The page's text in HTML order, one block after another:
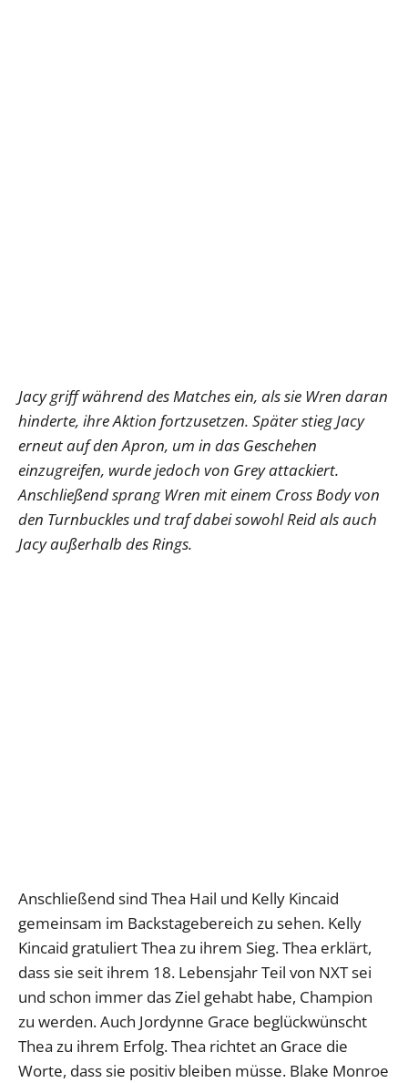
Jacy griff während des Matches ein, als sie Wren daran
hinderte, ihre Aktion fortzusetzen. Später stieg Jacy
erneut auf den Apron, um in das Geschehen
einzugreifen, wurde jedoch von Grey attackiert.
Anschließend sprang Wren mit einem Cross Body von
den Turnbuckles und traf dabei sowohl Reid als auch
Jacy außerhalb des Rings.
Anschließend sind Thea Hail und Kelly Kincaid
gemeinsam im Backstagebereich zu sehen. Kelly
Kincaid gratuliert Thea zu ihrem Sieg. Thea erklärt,
dass sie seit ihrem 18. Lebensjahr Teil von NXT sei
und schon immer das Ziel gehabt habe, Champion
zu werden. Auch Jordynne Grace beglückwünscht
Thea zu ihrem Erfolg. Thea richtet an Grace die
Worte, dass sie positiv bleiben müsse. Blake Monroe